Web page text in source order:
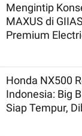
Mengintip
MAXUS di
Premium
Honda NX500
Indonesia: Big
Siap Tempur,